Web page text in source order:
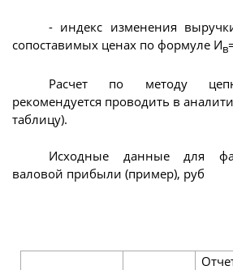
- индекс изменения
сопоставимых ценах по формуле Ив
Расчет по методу
рекомендуется проводить в
таблицу).
Исходные данные для
валовой прибыли (пример), руб